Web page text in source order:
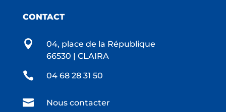
CONTACT

04, place de la République
66530 | CLAIRA
 04 68 28 31 50
 Nous contacter